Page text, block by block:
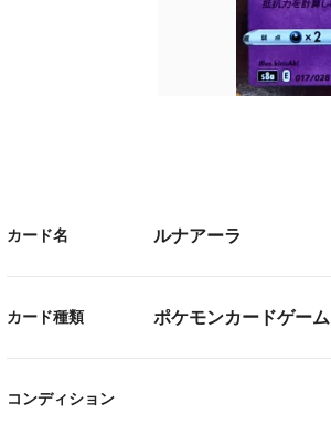
カード名 ルナアーラ
カード種類 ポケモンカードゲーム
コンディション